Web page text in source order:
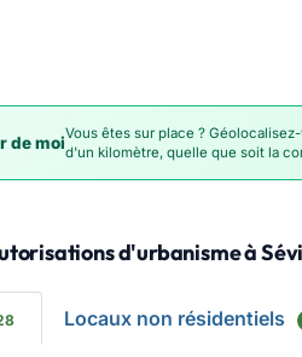
de moiVous êtes sur place ?
d'un kilomètre, quelle que soit la
d'urbanisme à
Locaux non résidentiels